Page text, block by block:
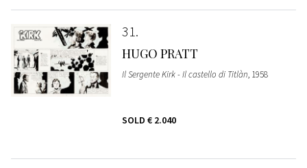
31
HUGO PRATT
Il Sergente Kirk - Il castello di Titlàn, 1958
SOLD € 2.040